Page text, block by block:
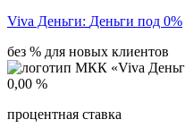
Viva Деньги: Деньги под 0%
без % для новых клиентов
0,00 %
процентная ставка